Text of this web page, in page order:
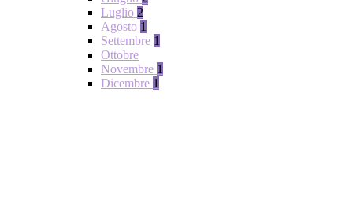
Luglio 2
Agosto 1
Settembre 1
Ottobre
Novembre 1
Dicembre 1